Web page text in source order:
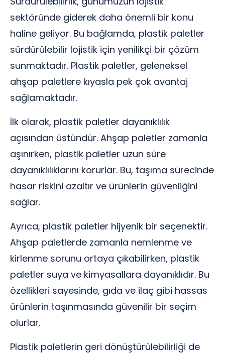
sektöründe giderek daha önemli bir konu
haline geliyor. Bu bağlamda, plastik paletler
sürdürülebilir lojistik için yenilikçi bir çözüm
sunmaktadır. Plastik paletler, geleneksel
ahşap paletlere kıyasla pek çok avantaj
sağlamaktadır.
İlk olarak, plastik paletler dayanıklılık
açısından üstündür. Ahşap paletler zamanla
aşınırken, plastik paletler uzun süre
dayanıklılıklarını korurlar. Bu, taşıma sürecinde
hasar riskini azaltır ve ürünlerin güvenliğini
sağlar.
Ayrıca, plastik paletler hijyenik bir seçenektir.
Ahşap paletlerde zamanla nemlenme ve
kirlenme sorunu ortaya çıkabilirken, plastik
paletler suya ve kimyasallara dayanıklıdır. Bu
özellikleri sayesinde, gıda ve ilaç gibi hassas
ürünlerin taşınmasında güvenilir bir seçim
olurlar.
Plastik paletlerin geri dönüştürülebilirliği de